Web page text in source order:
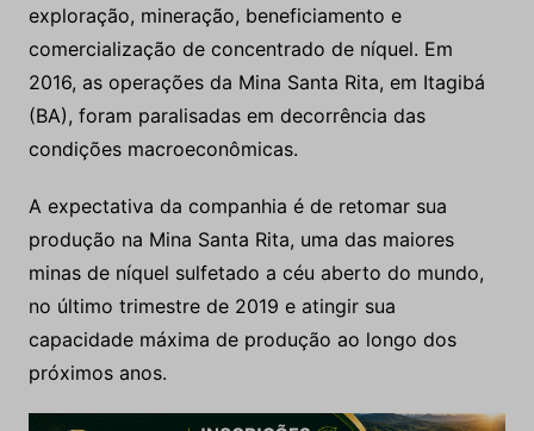
exploração, mineração, beneficiamento e
comercialização de concentrado de níquel. Em
2016, as operações da Mina Santa Rita, em Itagibá
(BA), foram paralisadas em decorrência das
condições macroeconômicas.
A expectativa da companhia é de retomar sua
produção na Mina Santa Rita, uma das maiores
minas de níquel sulfetado a céu aberto do mundo,
no último trimestre de 2019 e atingir sua
capacidade máxima de produção ao longo dos
próximos anos.